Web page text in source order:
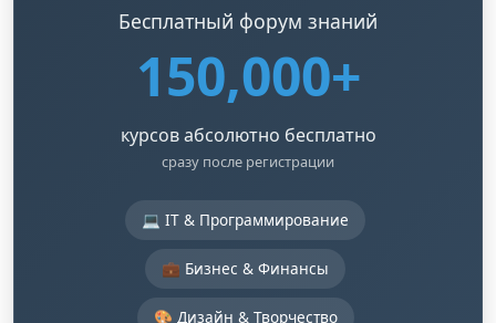
Бесплатный форум знаний
150,000+
курсов абсолютно бесплатно
сразу после регистрации
💻 IT & Программирование
💼 Бизнес & Финансы
🎨 Дизайн & Творчество